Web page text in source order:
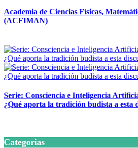
Academia de Ciencias Físicas,
(ACFIMAN)
Serie: Consciencia e Inteligencia
¿Qué aporta la tradición budista a esta
Categorias